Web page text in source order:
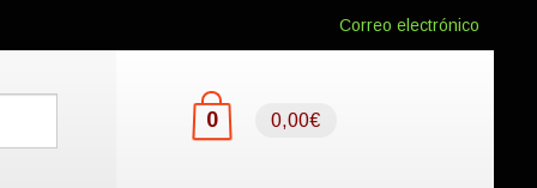
Correo electrónico
0 0,00€